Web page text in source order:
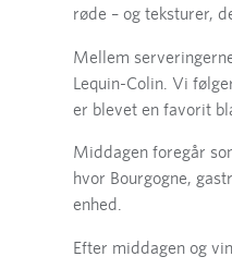
røde – og teksturer,
Mellem
Lequin-Colin. Vi
er blevet en favorit
Middagen foregår
hvor Bourgogne,
enhed.
Efter middagen og